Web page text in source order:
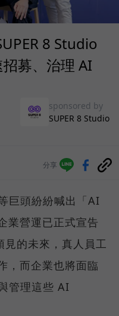
8 Studio
募、治理 AI
sponsored by
SUPER 8 Studio
分享
巨頭紛紛喊出「AI
業營運已正式宣告
的未來，真人員工
，而企業也將面臨
管理這些 AI